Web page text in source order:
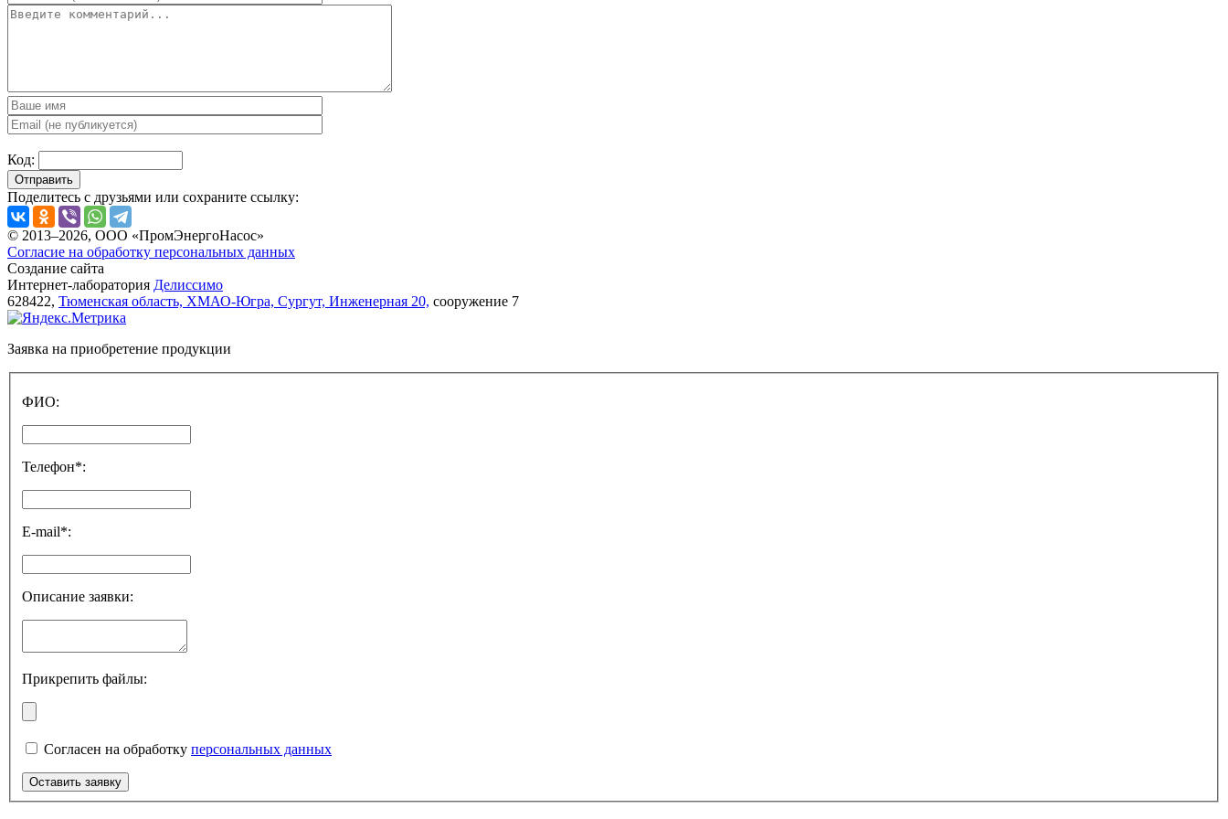
Код:
Отправить
Поделитесь с друзьями или сохраните ссылку:
© 2013–2026, ООО «ПромЭнергоНасос»
Согласие на обработку персональных данных
Создание сайта
Интернет-лаборатория Делиссимо
628422, Тюменская область, ХМАО-Югра, Сургут, Инженерная 20, сооружение 7
Заявка на приобретение продукции
ФИО:
Телефон*:
E-mail*:
Описание заявки:
Прикрепить файлы:
Согласен на обработку персональных данных